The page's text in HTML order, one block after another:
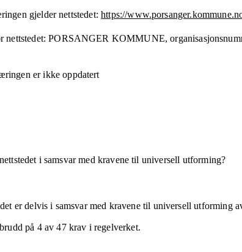
gjelder nettstedet: https://
nettstedet: PORSANGER KOMMUNE,
er ikke oppdatert
i samsvar med kravene til universell utforming?
erdelvis i samsvarmed kravene til universell utforming
på 4av47krav i regelverket.